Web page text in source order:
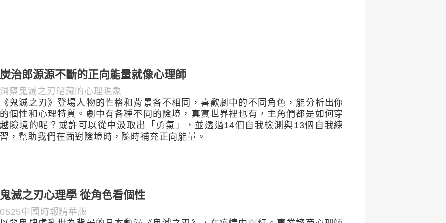
炭治郎源源不斷的正向能量就像心理師
洞察鬼滅之刃暗藏的心理現象
《鬼滅之刃》登場人物的性格和背景各不相同，喜歡劇中的不同角色，能分析出你
的個性和心理特質。劇中有各種不同的險境，真實世界裡也有，主角們都是如何穿
越險境的呢？或許可以從中汲取出「勇氣」，並透過14個自我檢測與13個自我練
習，幫助我們在面對險境時，隨時補充正向能量。
鬼滅之刃心理學 從角色看個性
0525中國時報精華版